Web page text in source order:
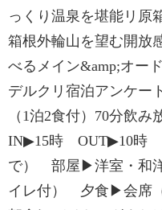
っくり温泉を堪能リ原
箱根外輪山を望む開放
べるメイン&amp;オー
デルクリ宿泊アンケー
（1泊2食付）70分飲
IN▶15時 OUT▶10時
で） 部屋▶洋室・和
イレ付） 夕食▶会席